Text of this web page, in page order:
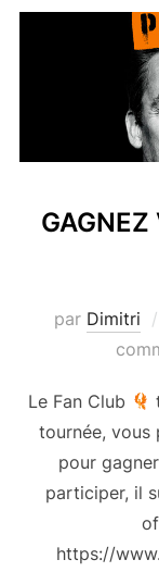
GAGNEZ
par Dimitri
Le Fan Club
tournée, vous
pour
participer, il
https://